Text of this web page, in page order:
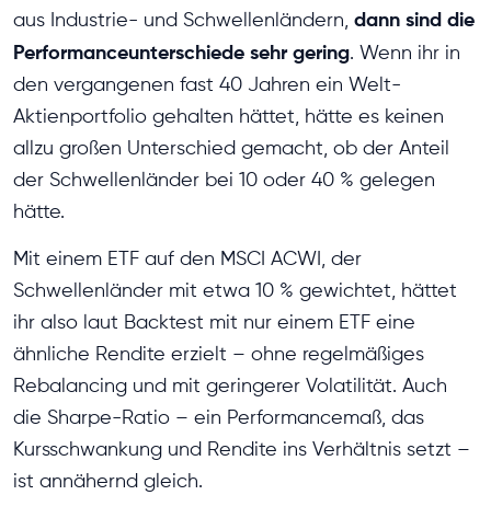
aus Industrie- und Schwellenländern, dann sind die
Performanceunterschiede sehr gering. Wenn ihr in
den vergangenen fast 40 Jahren ein Welt-
Aktienportfolio gehalten hättet, hätte es keinen
allzu großen Unterschied gemacht, ob der Anteil
der Schwellenländer bei 10 oder 40 % gelegen
hätte.
Mit einem ETF auf den MSCI ACWI, der
Schwellenländer mit etwa 10 % gewichtet, hättet
ihr also laut Backtest mit nur einem ETF eine
ähnliche Rendite erzielt – ohne regelmäßiges
Rebalancing und mit geringerer Volatilität. Auch
die Sharpe-Ratio – ein Performancemaß, das
Kursschwankung und Rendite ins Verhältnis setzt –
ist annähernd gleich.